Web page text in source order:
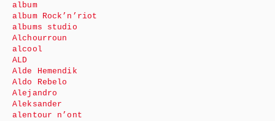
album
album Rock’n’riot
albums studio
Alchourroun
alcool
ALD
Alde Hemendik
Aldo Rebelo
Alejandro
Aleksander
alentour n’ont